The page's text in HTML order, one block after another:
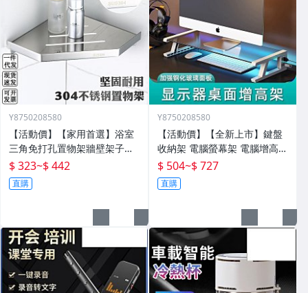
Y8750208580
【活動價】【家用首選】浴室
三角免打孔置物架牆壁架子壁
掛分層置物架衛生間轉角架三
角籃
$ 323~$ 442
直購
Y8750208580
【活動價】【全新上市】鍵盤
收納架 電腦螢幕架 電腦增高架
電腦架 置物增高架 桌面電腦架
螢幕增高架 螢幕收納架 臺式
$ 504~$ 727
直購